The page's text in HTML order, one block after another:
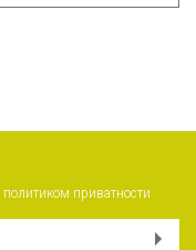
политиком приватности